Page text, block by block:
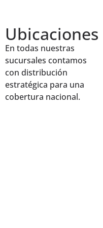
Ubicaciones
En todas nuestras
sucursales contamos
con distribución
estratégica para una
cobertura nacional.